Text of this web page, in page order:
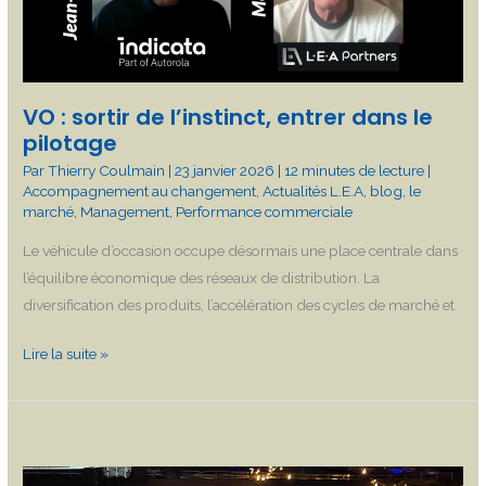
VO : sortir de l’instinct, entrer dans le
pilotage
ParThierry Coulmain |23 janvier 2026 |12 minutes de lecture |
Accompagnement au changement ,Actualités L.E.A blog le
marché Management Performance commerciale
Le véhicule d’occasion occupe désormais une place centrale dans
l’équilibre économique des réseaux de distribution. La
diversification des produits, l’accélération des cycles de marché et
pilotage
Lire la suite »
LEA